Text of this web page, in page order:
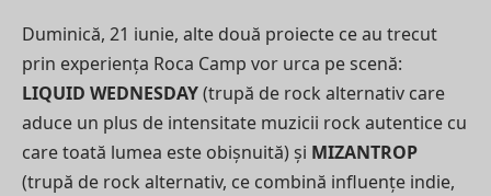
Duminică, 21 iunie, alte două proiecte ce au trecut
prin experiența Roca Camp vor urca pe scenă:
LIQUID WEDNESDAY(trupă de rock alternativ care
aduce un plus de intensitate muzicii rock autentice cu
care toată lumea este obișnuită) și MIZANTROP
(trupă de rock alternativ, ce combină influențe indie,